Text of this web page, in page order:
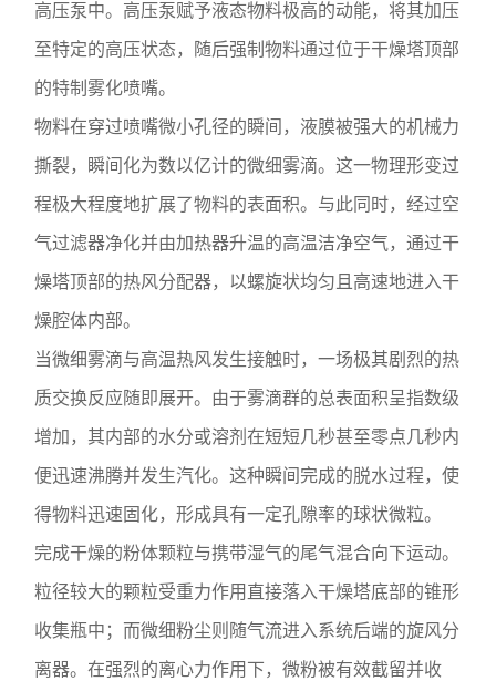
高压泵中。高压泵赋予液态物料极高的动能，将其加压
至特定的高压状态，随后强制物料通过位于干燥塔顶部
的特制雾化喷嘴。
物料在穿过喷嘴微小孔径的瞬间，液膜被强大的机械力
撕裂，瞬间化为数以亿计的微细雾滴。这一物理形变过
程极大程度地扩展了物料的表面积。与此同时，经过空
气过滤器净化并由加热器升温的高温洁净空气，通过干
燥塔顶部的热风分配器，以螺旋状均匀且高速地进入干
燥腔体内部。
当微细雾滴与高温热风发生接触时，一场极其剧烈的热
质交换反应随即展开。由于雾滴群的总表面积呈指数级
增加，其内部的水分或溶剂在短短几秒甚至零点几秒内
便迅速沸腾并发生汽化。这种瞬间完成的脱水过程，使
得物料迅速固化，形成具有一定孔隙率的球状微粒。
完成干燥的粉体颗粒与携带湿气的尾气混合向下运动。
粒径较大的颗粒受重力作用直接落入干燥塔底部的锥形
收集瓶中；而微细粉尘则随气流进入系统后端的旋风分
离器。在强烈的离心力作用下，微粉被有效截留并收